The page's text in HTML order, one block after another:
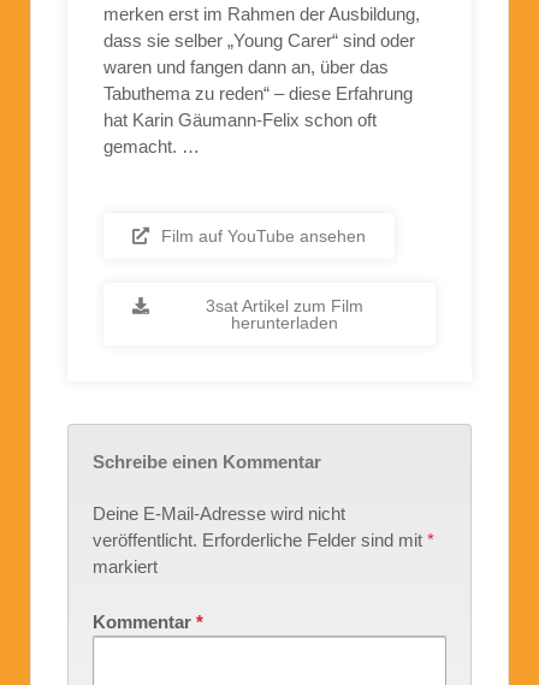
merken erst im Rahmen der Ausbildung,
dass sie selber „Young Carer“ sind oder
waren und fangen dann an, über das
Tabuthema zu reden“ – diese Erfahrung
hat Karin Gäumann-Felix schon oft
gemacht. …
Film auf YouTube ansehen
3sat Artikel zum Film
herunterladen
Schreibe einen Kommentar
Deine E-Mail-Adresse wird nicht
veröffentlicht. Erforderliche Felder sind mit *
markiert
Kommentar *